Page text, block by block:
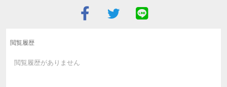
閲覧履歴
閲覧履歴がありません